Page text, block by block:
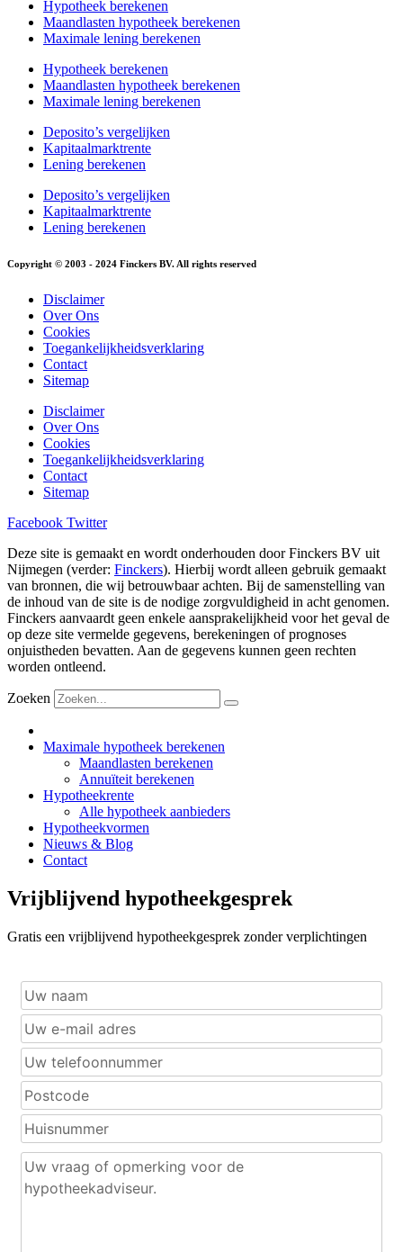
Hypotheek berekenen
Maandlasten hypotheek berekenen
Maximale lening berekenen
Hypotheek berekenen
Maandlasten hypotheek berekenen
Maximale lening berekenen
Deposito’s vergelijken
Kapitaalmarktrente
Lening berekenen
Deposito’s vergelijken
Kapitaalmarktrente
Lening berekenen
Copyright © 2003 - 2024 Finckers BV. All rights reserved
Disclaimer
Over Ons
Cookies
Toegankelijkheidsverklaring
Contact
Sitemap
Disclaimer
Over Ons
Cookies
Toegankelijkheidsverklaring
Contact
Sitemap
Facebook Twitter
Deze site is gemaakt en wordt onderhouden door Finckers BV uit
Nijmegen (verder: Finckers). Hierbij wordt alleen gebruik gemaakt
van bronnen, die wij betrouwbaar achten. Bij de samenstelling van
de inhoud van de site is de nodige zorgvuldigheid in acht genomen.
Finckers aanvaardt geen enkele aansprakelijkheid voor het geval de
op deze site vermelde gegevens, berekeningen of prognoses
onjuistheden bevatten. Aan de gegevens kunnen geen rechten
worden ontleend.
Zoeken
Maximale hypotheek berekenen
Maandlasten berekenen
Annuïteit berekenen
Hypotheekrente
Alle hypotheek aanbieders
Hypotheekvormen
Nieuws & Blog
Contact
Vrijblijvend hypotheekgesprek
Gratis een vrijblijvend hypotheekgesprek zonder verplichtingen